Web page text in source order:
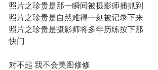
照片之珍贵是那一瞬间被摄影师捕抓到
照片之珍贵是自然难得一刻被记录下来
照片之珍贵是摄影师将多年历练按下那
快门
对不起 我不会美图修修